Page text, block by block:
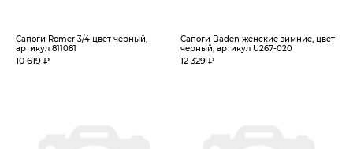
Сапоги Romer 3/4 цвет черный,
артикул 811081
10 619 ₽
Сапоги Baden женские зимние, цвет
черный, артикул U267-020
12 329 ₽